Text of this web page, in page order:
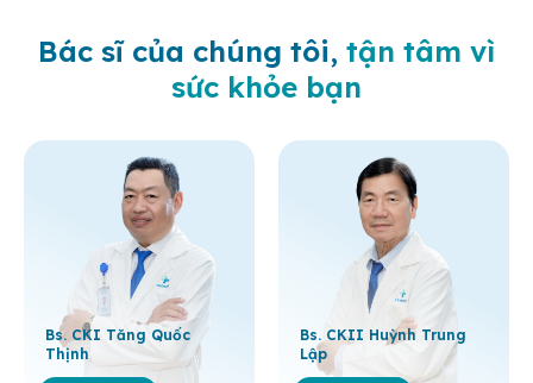
Bác sĩ của chúng tôi, tận tâm vì
sức khỏe bạn
Bs. CKI Tăng Quốc
Thịnh
Bs. CKII Huỳnh Trung
Lập